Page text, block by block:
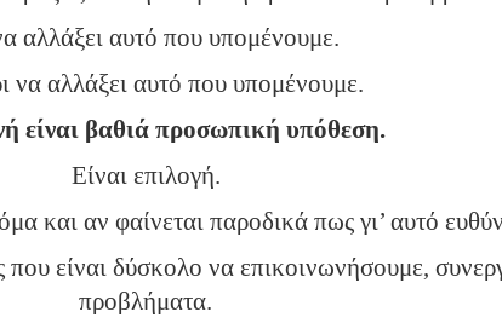
αλλάξει αυτό που υπομένουμε.
να αλλάξει αυτό που υπομένουμε.
είναι βαθιά προσωπική υπόθεση.
Είναι επιλογή.
και αν φαίνεται παροδικά πως γι’ αυτό
είναι δύσκολο να επικοινωνήσουμε,
προβλήματα.